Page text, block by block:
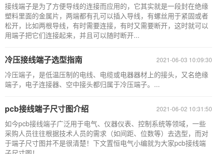
接线端子是为了方便导线的连接而应用的，它其实就是一段封在绝缘
塑料里面的金属片，两端都有孔可以插入导线，有螺丝用于紧固或者
松开，比如两根导线，有时需要连接，有时又需要断开，这时就可以
用端子把它们连接起来，并且可以随时断开...
2021-06-03 10:09:30
冷压接线端子选型指南
冷压端子，是低温压制的电线、电缆或电器器材上的接头，又名绝缘
端子，电子连接器、空中接头都归属于冷压端子。...
2021-06-02 10:31:50
pcb接线端子尺寸图介绍
如今pcb接线端子广泛用于电气、仪器仪表、控制系统等领域，一些
采购人员往往根据技术人员的需求（如间距、位数等）去选型，而对
于端子尺寸图并不是很清楚！下文置恒电气小编就为大家pcb接线端